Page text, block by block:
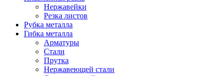
Нержавейки
Резка листов
Рубка металла
Гибка металла
Арматуры
Стали
Прутка
Нержавеющей стали